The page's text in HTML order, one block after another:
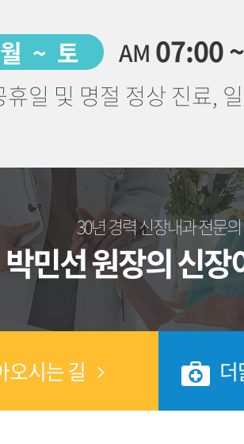
월 ~ 토 AM 07:00
휴일 및 명절 정상 진료,
30년 경력 신장내과 전문의
박민선 원장의 신장
오시는 길